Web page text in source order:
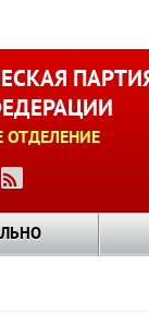
ОТДЕЛЕНИЕ